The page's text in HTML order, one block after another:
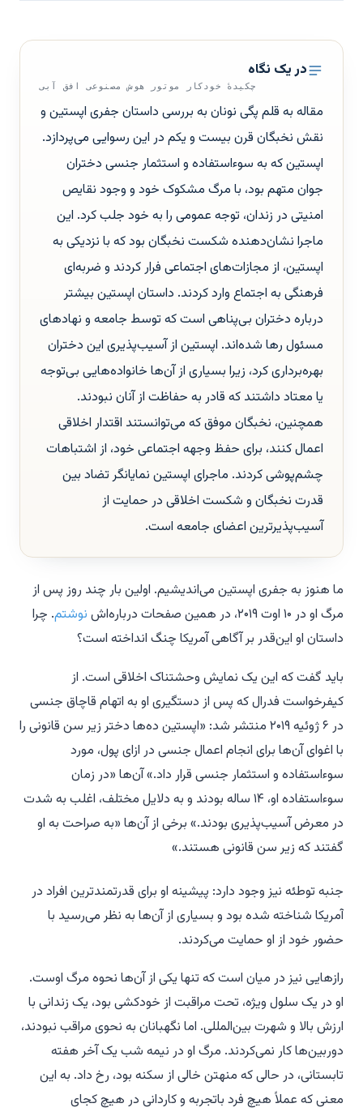
در یک نگاه
چکیدهٔ خودکار موتور هوش مصنوعی افق آبی
مقاله به قلم پگی نونان به بررسی داستان جفری اپستین و
نقش نخبگان قرن بیست و یکم در این رسوایی می‌پردازد.
اپستین که به سوءاستفاده و استثمار جنسی دختران
جوان متهم بود، با مرگ مشکوک خود و وجود نقایص
امنیتی در زندان، توجه عمومی را به خود جلب کرد. این
ماجرا نشان‌دهنده شکست نخبگان بود که با نزدیکی به
اپستین، از مجازات‌های اجتماعی فرار کردند و ضربه‌ای
فرهنگی به اجتماع وارد کردند. داستان اپستین بیشتر
درباره دختران بی‌پناهی است که توسط جامعه و نهادهای
مسئول رها شده‌اند. اپستین از آسیب‌پذیری این دختران
بهره‌برداری کرد، زیرا بسیاری از آن‌ها خانواده‌هایی بی‌توجه
یا معتاد داشتند که قادر به حفاظت از آنان نبودند.
همچنین، نخبگان موفق که می‌توانستند اقتدار اخلاقی
اعمال کنند، برای حفظ وجهه اجتماعی خود، از اشتباهات
چشم‌پوشی کردند. ماجرای اپستین نمایانگر تضاد بین
قدرت نخبگان و شکست اخلاقی در حمایت از
آسیب‌پذیرترین اعضای جامعه است.
ما هنوز به جفری اپستین می‌اندیشیم. اولین بار چند روز پس از
مرگ او در ۱۰ اوت ۲۰۱۹، در همین صفحات درباره‌اش
نوشتم. چرا
داستان او این‌قدر بر آگاهی آمریکا چنگ انداخته است؟
باید گفت که این یک نمایش وحشتناک اخلاقی است. از
کیفرخواست فدرال که پس از دستگیری او به اتهام قاچاق جنسی
در ۶ ژوئیه ۲۰۱۹ منتشر شد: «اپستین ده‌ها دختر زیر سن قانونی را
با اغوای آن‌ها برای انجام اعمال جنسی در ازای پول، مورد
سوءاستفاده و استثمار جنسی قرار داد.» آن‌ها «در زمان
سوءاستفاده او، ۱۴ ساله بودند و به دلایل مختلف، اغلب به شدت
در معرض آسیب‌پذیری بودند.» برخی از آن‌ها «به صراحت به او
گفتند که زیر سن قانونی هستند.»
جنبه توطئه نیز وجود دارد: پیشینه او برای قدرتمندترین افراد در
آمریکا شناخته شده بود و بسیاری از آن‌ها به نظر می‌رسید با
حضور خود از او حمایت می‌کردند.
رازهایی نیز در میان است که تنها یکی از آن‌ها نحوه مرگ اوست.
او در یک سلول ویژه، تحت مراقبت از خودکشی بود، یک زندانی با
ارزش بالا و شهرت بین‌المللی. اما نگهبانان به نحوی مراقب نبودند،
دوربین‌ها کار نمی‌کردند. مرگ او در نیمه شب یک آخر هفته
تابستانی، در حالی که منهتن خالی از سکنه بود، رخ داد. به این
معنی که عملاً هیچ فرد باتجربه و کاردانی در هیچ کجای